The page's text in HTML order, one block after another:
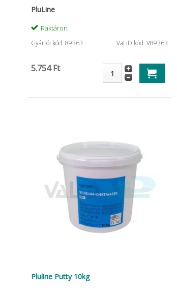
PluLine
Raktáron
Gyártói kód: 89363 VaLiD kód: V89363
5.754 Ft
Pluline Putty 10kg
Sterilizáló fólia 200 méter ...
Termék részletes
NX3 Automix D-C
fecskendős ...